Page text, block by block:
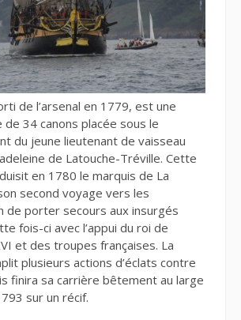
de l’arsenal en 1779, est une
34 canons placée sous le
du jeune lieutenant de vaisseau
de Latouche-Tréville. Cette
en 1780 le marquis de La
second voyage vers les
de porter secours aux insurgés
fois-ci avec l’appui du roi de
et des troupes françaises. La
plusieurs actions d’éclats contre
finira sa carrière bêtement au large
sur un récif.